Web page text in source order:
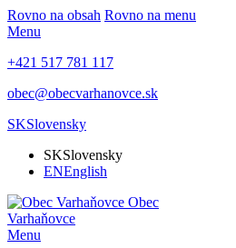
Rovno na obsah Rovno na menu
Menu
+421 517 781 117
obec@obecvarhanovce.sk
SKSlovensky
SKSlovensky
ENEnglish
Obec
Varhaňovce
Menu